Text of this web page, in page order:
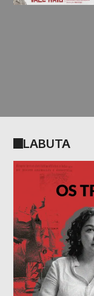
LABUTA